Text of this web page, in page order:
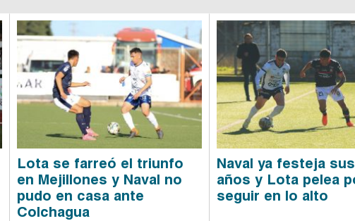
Lota se farreó el triunfo
en Mejillones y Naval no
pudo en casa ante
Colchagua
Naval ya festeja sus
años y Lota pelea
seguir en lo alto